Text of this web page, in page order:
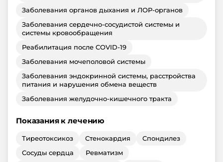
Заболевания органов дыхания и ЛОР-органов
Заболевания сердечно-сосудистой системы и
системы кровообращения
Реабилитация после COVID-19
Заболевания мочеполовой системы
Заболевания эндокринной системы, расстройства
питания и нарушения обмена веществ
Заболевания желудочно-кишечного тракта
Показания к лечению
Тиреотоксикоз Стенокардия
Спондилез
Сосуды сердца
Ревматизм